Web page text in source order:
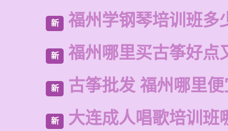
新 福州学钢琴培训班多
新 福州哪里买古筝好点
新 古筝批发 福州哪里
新 大连成人唱歌培训班